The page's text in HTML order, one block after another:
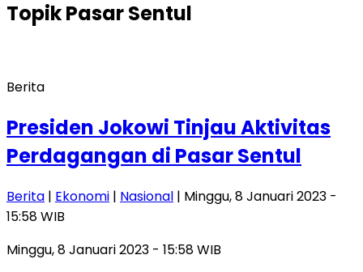
TopikPasar Sentul
Berita
Presiden Jokowi Tinjau Aktivitas
Perdagangan di Pasar Sentul
Berita | Ekonomi | Nasional | Minggu, 8 Januari 2023 -
15:58 WIB
Minggu, 8 Januari 2023 - 15:58 WIB